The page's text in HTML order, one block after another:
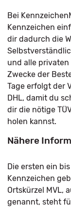
Bei
Kennzeichen
dir dadurch die
und alle
Zwecke der
Tage erfolgt der
DHL, damit du
dir die nötige
holen kannst.
Nähere
Die ersten ein
Kennzeichen
Ortskürzel MVL,
genannt, steht